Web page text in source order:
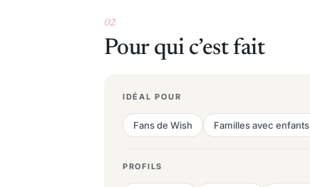
02
Pour qui c’est fait
IDÉAL POUR
Fans de Wish Familles avec enfants
PROFILS